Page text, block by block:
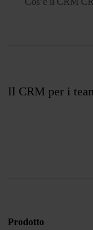
Il CRM per i
Prodotto